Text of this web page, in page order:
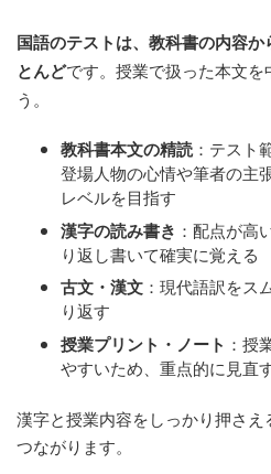
国語のテストは、教科書の内容
とんどです。授業で扱った本文を
う。
教科書本文の精読 ：テスト
登場人物の心情や筆者の主
レベルを目指す
漢字の読み書き ：配点が高
り返し書いて確実に覚える
古文・漢文 ：現代語訳をス
り返す
授業プリント・ノート ：授
やすいため、重点的に見直
漢字と授業内容をしっかり押さ
つながります。